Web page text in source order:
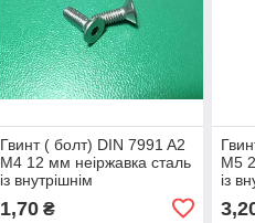
Гвинт ( болт) DIN 7991 A2
M4 12 мм неіржавка сталь
із внутрішнім
1,70₴
M5
із